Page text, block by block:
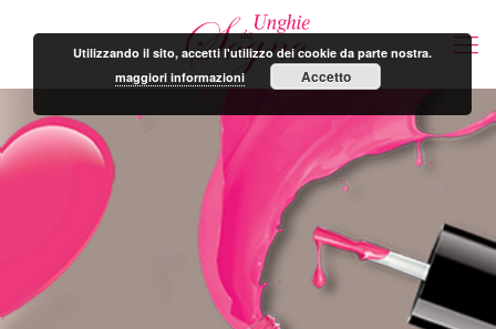
Utilizzando il sito, accetti l'utilizzo dei cookie da parte nostra.
maggiori informazioni
Accetto